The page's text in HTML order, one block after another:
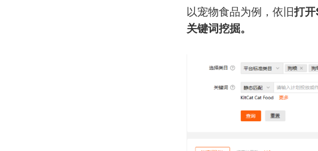
以宠物食品为例，依旧打
关键词挖掘。